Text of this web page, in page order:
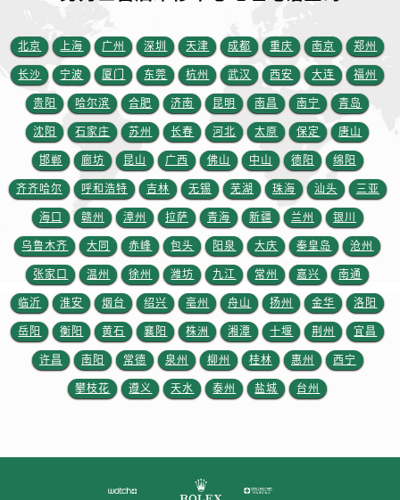
山东省日照市东港区烟台路劳力士售后服务中心（需提前预约）
山东省泰安市泰山区财源街道泰山大街劳力士售后服务中心（需提前预约）
山东省威海市环翠区新威海路89号振华商厦一楼名表维修劳力士售后服务中心（需提前预约）
山东省潍坊市奎文区东风东街劳力士售后服务中心（需提前预约）
山东省枣庄市滕州市北辛路与善国路交叉口劳力士售后服务中心（需提前预约）
山东省淄博市张店区金晶大道劳力士售后服务中心（需提前预约）
上海市黄浦区南京东路299号宏伊国际广场写字楼8层806室劳力士售后服务中心（需提前预约）
上海市徐汇区虹桥路3号港汇中心2座37层3705室劳力士售后服务中心（需提前预约）
浙江省杭州市上城区钱江路1366号华润大厦A座5层503-5室劳力士售后服务中心（需提前预约）
浙江省湖州市吴兴区劳动路劳力士售后服务中心（需提前预约）
浙江省嘉兴市南湖区广益路705号嘉兴世界贸易中心A座13层1304室劳力士售后服务中心（需提前预约）
浙江省金华市金东区东市南街777号金华万达广场4号楼22楼2209室劳力士售后服务中心（需提前预约）
浙江省丽水市莲都区解放街劳力士售后服务中心（需提前预约）
浙江省舟山市定海区解放东路劳力士售后服务中心（需提前预约）
北京 上海 广州 深圳 天津 成都 重庆 南京 郑州
长沙 宁波 厦门 东莞 杭州 武汉 西安 大连 福州
贵阳 哈尔滨 合肥 济南 昆明 南昌 南宁 青岛
沈阳 石家庄 苏州 长春 河北 太原 保定 唐山
邯郸 廊坊 昆山 广西 佛山 中山 德阳 绵阳
齐齐哈尔 呼和浩特 吉林 无锡 芜湖 珠海 汕头 三亚
海口 赣州 漳州 拉萨 青海 新疆 兰州 银川
乌鲁木齐 大同 赤峰 包头 阳泉 大庆 秦皇岛 沧州
张家口 温州 徐州 潍坊 九江 常州 嘉兴 南通
临沂 淮安 烟台 绍兴 亳州 舟山 扬州 金华 洛阳
岳阳 衡阳 黄石 襄阳 株洲 湘潭 十堰 荆州 宜昌
许昌 南阳 常德 泉州 柳州 桂林 惠州 西宁
攀枝花 遵义 天水 泰州 盐城 台州